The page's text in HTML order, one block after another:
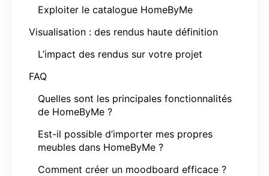
Exploiter le catalogue HomeByMe
Visualisation : des rendus haute définition
L’impact des rendus sur votre projet
FAQ
Quelles sont les principales fonctionnalités
de HomeByMe ?
Est-il possible d’importer mes propres
meubles dans HomeByMe ?
Comment créer un moodboard efficace ?